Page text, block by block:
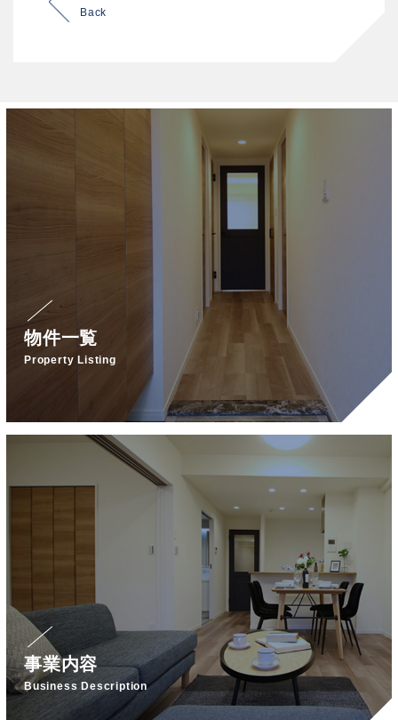
Back
物件一覧
Property Listing
事業内容
Business Description